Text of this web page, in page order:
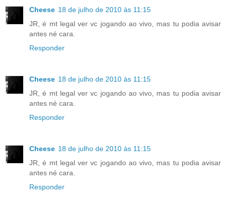
Cheese 18 de julho de 2010 às 11:15
JR, é mt legal ver vc jogando ao vivo, mas tu podia avisar
antes né cara.
Responder
Cheese 18 de julho de 2010 às 11:15
JR, é mt legal ver vc jogando ao vivo, mas tu podia avisar
antes né cara.
Responder
Cheese 18 de julho de 2010 às 11:15
JR, é mt legal ver vc jogando ao vivo, mas tu podia avisar
antes né cara.
Responder